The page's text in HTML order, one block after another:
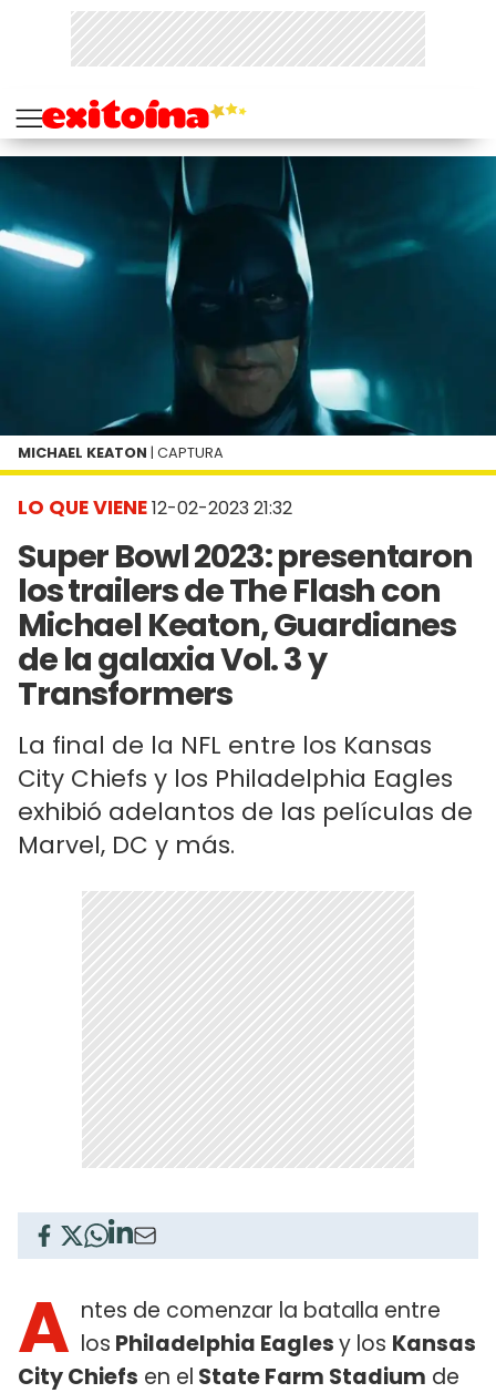
LO QUE VIENE12-02-2023 21:32
Super Bowl 2023: presentaron
los trailers de The Flash con
Michael Keaton, Guardianes
de la galaxia Vol. 3 y
Transformers
La final de la NFL entre los Kansas
City Chiefs y los Philadelphia Eagles
exhibió adelantos de las películas de
Marvel, DC y más.
MICHAEL KEATON | CAPTURA
A ntes de comenzar la batalla entre
los Philadelphia Eaglesy los Kansas
City Chiefs en el State Farm Stadium de